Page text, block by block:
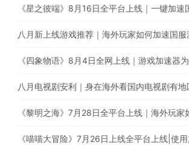
《星之彼端》8月16日全平台上线｜一键加速
八月新上线游戏推荐｜海外玩家如何加速国服
《四象物语》8月4日全网上线｜游戏加速器
八月电视剧安利｜身在海外看国内电视剧有地